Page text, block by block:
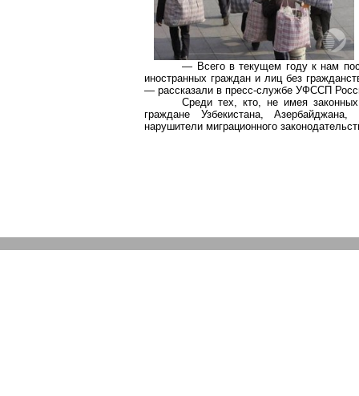
— Всего в текущем году к нам
иностранных граждан и лиц без
— рассказали в пресс-службе УФССП
Среди тех, кто, не имея
граждане Узбекистана,
нарушители миграционного